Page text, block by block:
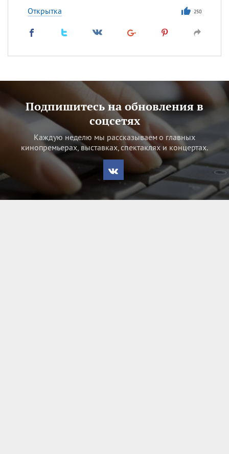
Открытка 250
Подпишитесь на обновления в
соцсетях
Каждую неделю мы рассказываем о главных
кинопремьерах, выставках, спектаклях и концертах.